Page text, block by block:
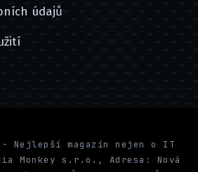
údajů
Nejlepší magazín nejen o IT
Monkey s.r.o., Adresa: Nová